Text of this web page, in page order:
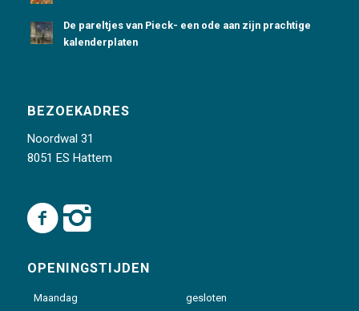
De pareltjes van Pieck- een ode aan zijn prachtige
kalenderplaten
BEZOEKADRES
Noordwal 31
8051 ES Hattem
OPENINGSTIJDEN
Maandag
gesloten